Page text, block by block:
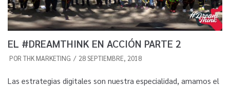
EL #DREAMTHINK EN ACCIÓN PARTE 2
POR THK MARKETING 28 SEPTIEMBRE, 2018
Las estrategias digitales son nuestra especialidad, amamos el